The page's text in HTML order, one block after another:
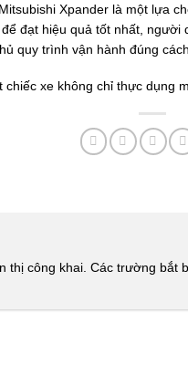
Xpander là một lựa
đạt hiệu quả tốt nhất,
quy trình vận hành đúng cách.
xe không chỉ thực dụng
thị công khai. Các trường bắt